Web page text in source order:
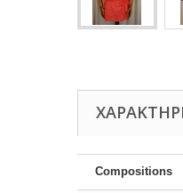
Compositions